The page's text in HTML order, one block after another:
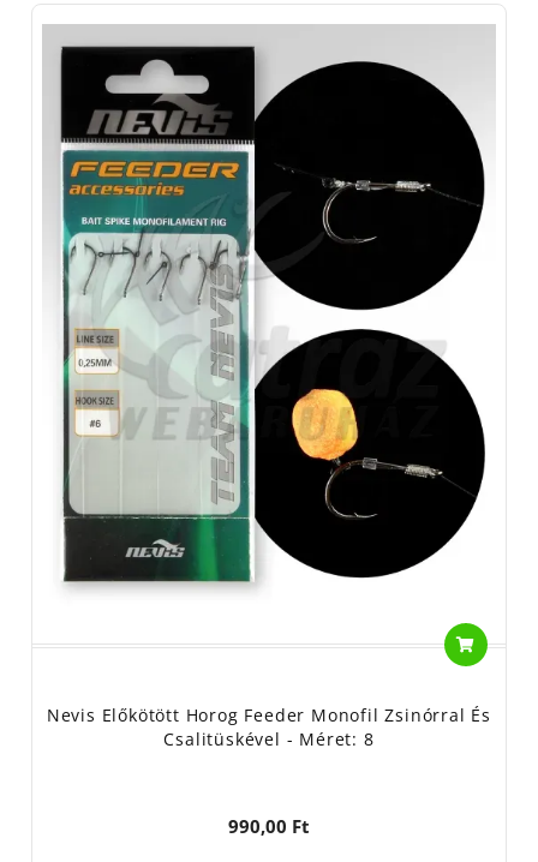
Nevis Előkötött Horog Feeder Monofil Zsinórral És
Csalitüskével - Méret: 8
990,00 Ft